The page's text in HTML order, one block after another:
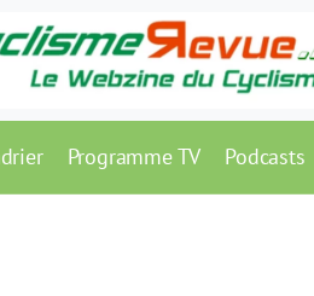
Programme TV Podcasts